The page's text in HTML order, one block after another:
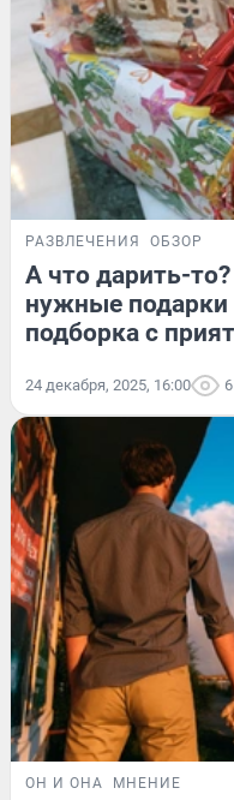
РАЗВЛЕЧЕНИЯ ОБЗОР
А что дарить-
нужные
подборка с
24 декабря, 2025, 16:00
ОН И ОНА МНЕНИЕ